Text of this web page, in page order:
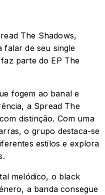
The Shadows,
falar de seu single
parte do EP The
fogem ao banal e
a Spread The
distinção. Com uma
o grupo destaca-se
estilos e explora
melódico, o black
a banda consegue